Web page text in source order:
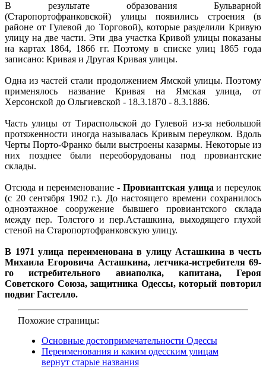
В результате образования Бульварной
(Старопортофранковской) улицы появились строения (в
районе от Гулевой до Торговой), которые разделили Кривую
улицу на две части. Эти два участка Кривой улицы показаны
на картах 1864, 1866 гг. Поэтому в списке улиц 1865 года
записано: Кривая и Другая Кривая улицы.
Одна из частей стали продолжением Ямской улицы. Поэтому
применялось название Кривая на Ямская улица, от
Херсонской до Ольгиевской - 18.3.1870 - 8.3.1886.
Часть улицы от Тираспольской до Гулевой из-за небольшой
протяженности иногда называлась Кривым переулком. Вдоль
Черты Порто-Франко были выстроены казармы. Некоторые из
них позднее были переоборудованы под провиантские
склады.
Отсюда и переименование - Провиантская улица и переулок
(с 20 сентября 1902 г.). До настоящего времени сохранилось
одноэтажное сооружение бывшего провиантского склада
между пер. Толстого и пер.Асташкина, выходящего глухой
стеной на Старопортофранковскую улицу.
В 1971 улица переименована в улицу Асташкина в честь
Михаила Егоровича Асташкина, летчика-истребителя 69-
го истребительного авиаполка, капитана, Героя
Советского Союза, защитника Одессы, который повторил
подвиг Гастелло.
Похожие страницы:
Основные достопримечательности Одессы
Переименования и каким одесским улицам
вернут старые названия